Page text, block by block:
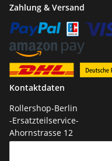
Zahlung & Versand
Kontaktdaten
Rollershop-Berlin
-Ersatzteilservice-
Ahornstrasse 12
14959 Trebbin